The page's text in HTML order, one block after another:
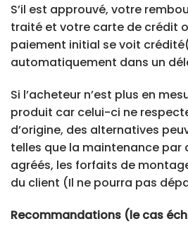
S’il est approuvé, votre
traité et votre carte de crédit
paiement initial se voit
automatiquement dans un
Si l’acheteur n’est plus en
produit car celui-ci ne
d’origine, des alternatives
telles que la maintenance par
agréés, les forfaits de
du client (Il ne pourra pas
Recommandations (le cas